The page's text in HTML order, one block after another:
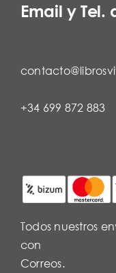
Email y Tel.
+34 699 872 883
Todos nuestros
con
Correos.